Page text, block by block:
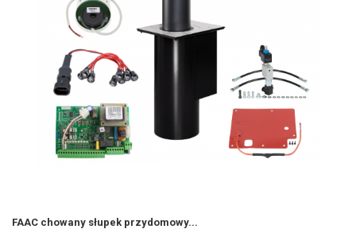
FAAC chowany słupek przydomowy...